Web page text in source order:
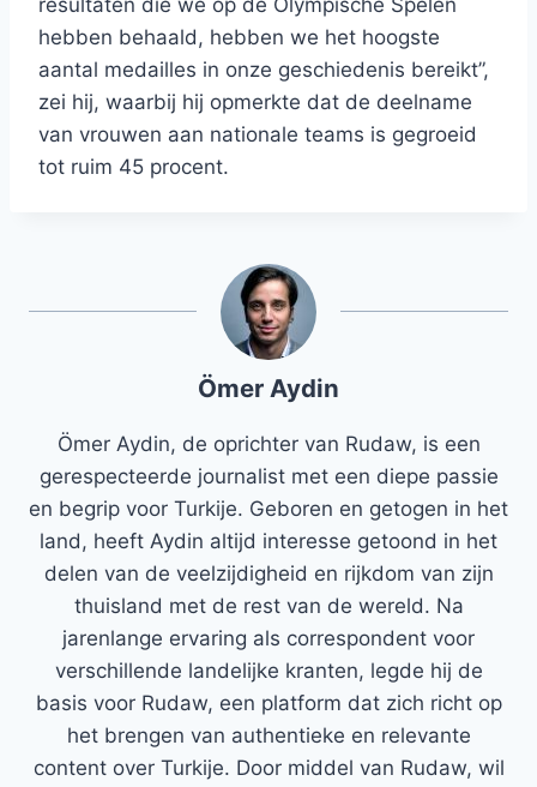
resultaten die we op de Olympische Spelen
hebben behaald, hebben we het hoogste
aantal medailles in onze geschiedenis bereikt”,
zei hij, waarbij hij opmerkte dat de deelname
van vrouwen aan nationale teams is gegroeid
tot ruim 45 procent.
Ömer Aydin
Ömer Aydin, de oprichter van Rudaw, is een
gerespecteerde journalist met een diepe passie
en begrip voor Turkije. Geboren en getogen in het
land, heeft Aydin altijd interesse getoond in het
delen van de veelzijdigheid en rijkdom van zijn
thuisland met de rest van de wereld. Na
jarenlange ervaring als correspondent voor
verschillende landelijke kranten, legde hij de
basis voor Rudaw, een platform dat zich richt op
het brengen van authentieke en relevante
content over Turkije. Door middel van Rudaw, wil